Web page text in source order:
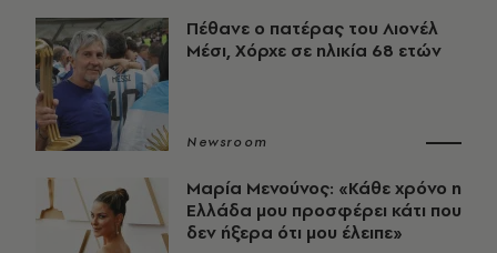
Πέθανε ο πατέρας του Λιονέλ
Μέσι, Χόρχε σε ηλικία 68 ετών
Newsroom
Μαρία Μενούνος: «Κάθε χρόνο η
Ελλάδα μου προσφέρει κάτι που
δεν ήξερα ότι μου έλειπε»